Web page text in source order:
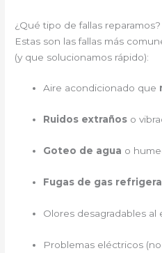
¿Qué tipo de fallas reparamos?
Estas son las fallas más
(y que solucionamos rápido):
Aire acondicionado que
Ruidos extraños o
Goteo de agua o
Fugas de gas
Olores desagradables al
Problemas eléctricos